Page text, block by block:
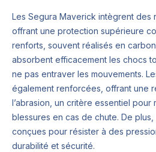
Les Segura Maverick intègrent des
offrant une protection supérieure
renforts, souvent réalisés en
absorbent efficacement les chocs
ne pas entraver les mouvements.
également renforcées, offrant une
l’abrasion, un critère essentiel pour
blessures en cas de chute. De
conçues pour résister à des
durabilité et sécurité.